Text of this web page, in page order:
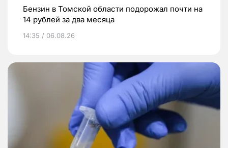
Бензин в Томской области подорожал почти на
14 рублей за два месяца
14:35 / 06.08.26